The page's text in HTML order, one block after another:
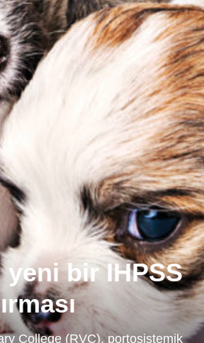
yeni bir IHPSS
College (RVC), portosistemik